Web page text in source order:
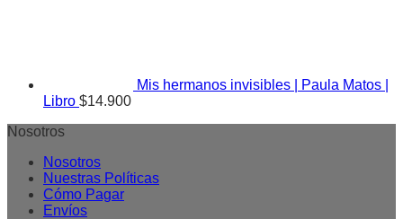
Mis hermanos invisibles | Paula Matos |
Libro $14.900
Nosotros
Nosotros
Nuestras Políticas
Cómo Pagar
Envíos